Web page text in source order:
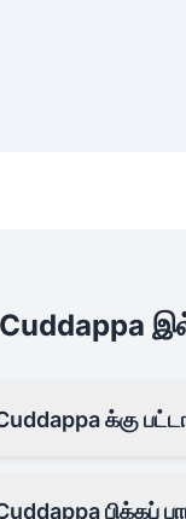
Cuddappa இல்
க்கு
பிக்கப்